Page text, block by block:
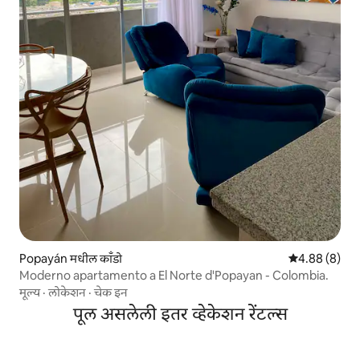
Popayán मधील काँडो 5 पैकी 4.88
4.88 (8)
Moderno apartamento a El Norte d'Popayan - Colombia.
मूल्य·लोकेशन ·चेक इन
पूल असलेली इतर व्हेकेशन रेंटल्स